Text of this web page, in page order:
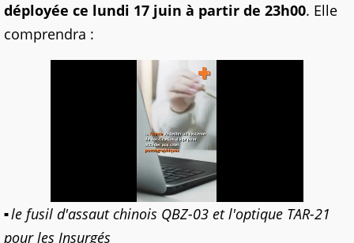
déployée ce lundi 17 juin à partir de 23h00. Elle
comprendra :
le fusil d'assaut chinois QBZ-03 et l'optique TAR-21
pour les Insurgés